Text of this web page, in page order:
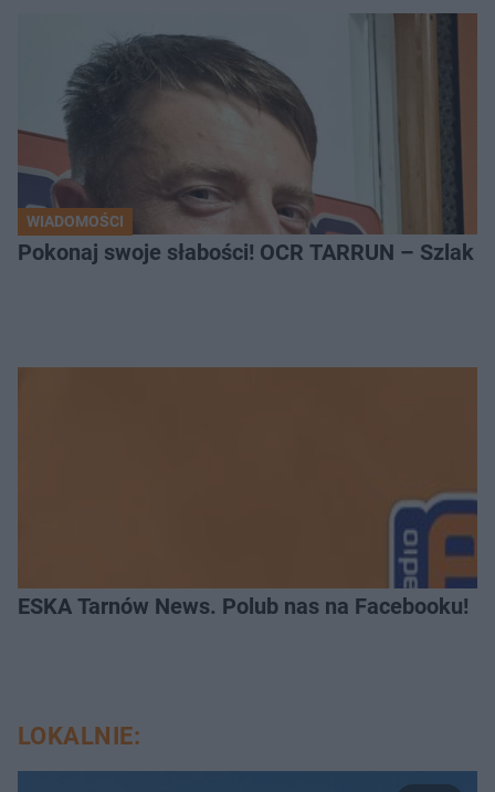
WIADOMOŚCI
Pokonaj swoje słabości! OCR TARRUN – Szlak
ESKA Tarnów News. Polub nas na Facebooku!
LOKALNIE: